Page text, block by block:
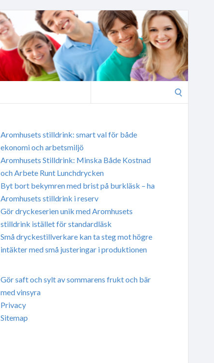
Aromhusets stilldrink: smart val för både
ekonomi och arbetsmiljö
Aromhusets Stilldrink: Minska Både Kostnad
och Arbete Runt Lunchdrycken
Byt bort bekymren med brist på burkläsk – ha
Aromhusets stilldrink i reserv
Gör dryckeserien unik med Aromhusets
stilldrink istället för standardläsk
Små dryckestillverkare kan ta steg mot högre
intäkter med små justeringar i produktionen
Gör saft och sylt av sommarens frukt och bär
med vinsyra
Privacy
Sitemap